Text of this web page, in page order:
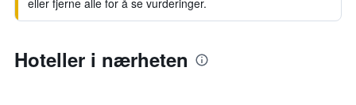
eller fjerne alle for å se vurderinger.
Hoteller i nærheten